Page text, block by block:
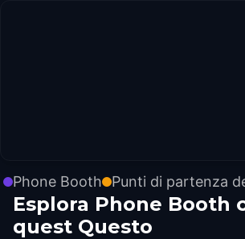
Phone Booth Punti di partenza
Esplora Phone Booth
quest Questo